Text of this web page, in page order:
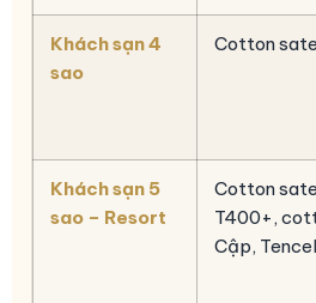
Khách sạn 4
sao
Cotton
Khách sạn 5
sao – Resort
Cotton
T400+,
Cập, Tencel